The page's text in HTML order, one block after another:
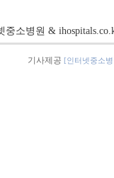
소병원 &
기사제공 [인터넷중소